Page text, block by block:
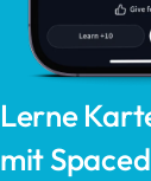
Lerne
mit Spaced